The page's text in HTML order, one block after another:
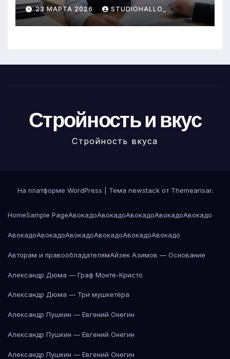
23 МАРТА 2026 STUDIOHALLO_
Стройность и вкус
Стройность вкуса
На платформе WordPress Тема newstack от Themeansar.
HomeSample PageАвокадоАвокадоАвокадоАвокадоАвокадо
АвокадоАвокадоАвокадоАвокадоАвокадоАвокадо
Авторам и правообладателямАйзек Азимов — Основание
Александр Дюма — Граф Монте-Кристо
Александр Дюма — Три мушкетёра
Александр Пушкин — Евгений Онегин
Александр Пушкин — Евгений Онегин
Александр Пушкин — Евгений Онегин